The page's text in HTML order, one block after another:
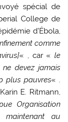
spécial de
College de
d’Ébola,
comme
« , car « le
devez jamais
plus pauvres« .
E. Ritmann,
Organisation
maintenant au